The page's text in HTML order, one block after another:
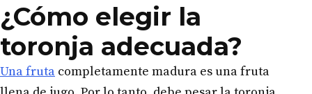
¿Cómo elegir la
toronja adecuada?
Una fruta completamente madura es una fruta